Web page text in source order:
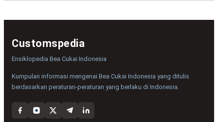
Customspedia
Ensiklopedia Bea Cukai Indonesia
Kumpulan informasi mengenai Bea Cukai Indonesia yang ditulis
berdasarkan peraturan-peraturan yang berlaku di Indonesia.